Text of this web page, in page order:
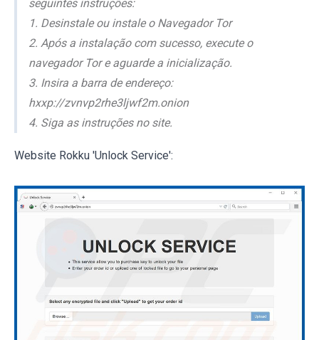
seguintes instruções:
1. Desinstale ou instale o Navegador Tor
2. Após a instalação com sucesso, execute o
navegador Tor e aguarde a inicialização.
3. Insira a barra de endereço:
hxxp://zvnvp2rhe3ljwf2m.onion
4. Siga as instruções no site.
Website Rokku 'Unlock Service':